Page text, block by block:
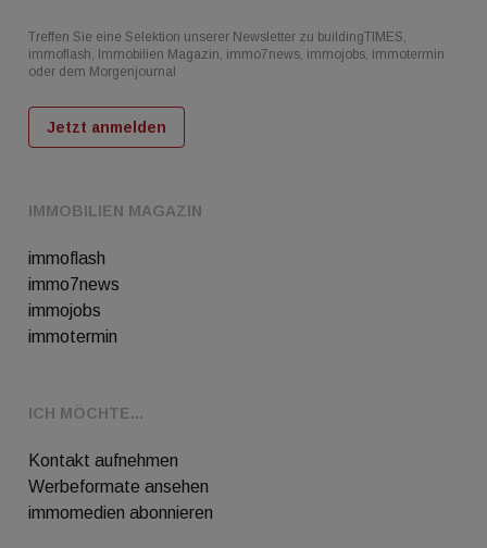
IMMOBILIEN MAGAZIN
immoflash
immo7news
immojobs
immotermin
ICH MÖCHTE...
Kontakt aufnehmen
Werbeformate ansehen
immomedien abonnieren
Treffen Sie eine Selektion unserer Newsletter zu buildingTIMES,
immoflash, Immobilien Magazin, immo7news, immojobs, immotermin
oder dem Morgenjournal
Jetzt anmelden